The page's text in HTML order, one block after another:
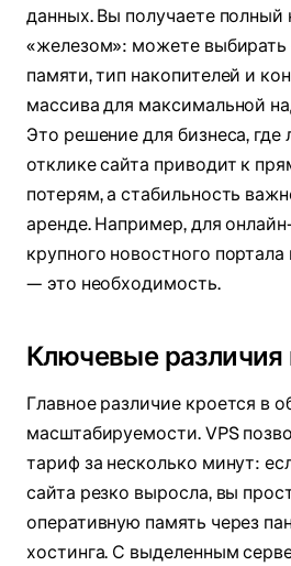
данных. Вы получаете полный
«железом»: можете выбирать
памяти, тип накопителей и
массива для максимальной
Это решение для бизнеса,
отклике сайта приводит к
потерям, а стабильность
аренде. Например, для
крупного новостного
— это необходимость.
Ключевые различия
Главное различие кроется в
масштабируемости. VPS
тариф за несколько минут:
сайта резко выросла, вы
оперативную память через
хостинга. С выделенным